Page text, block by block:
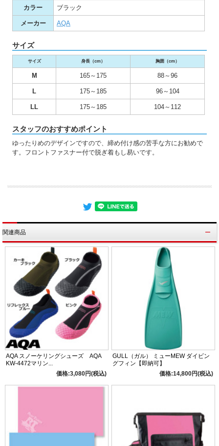
カラー ブラック
メーカー AQA
サイズ
サイズ 身長（cm） 胸囲（cm）
M 165～175 88～96
L 175～185 96～104
LL 175～185 104～112
スタッフのおすすめポイント
ゆったりめのデザインですので、締め付け感の苦手な方にお勧めで
す。フロントファスナー付で脱ぎ着もし易いです。
関連商品
AQA スノーケリングシューズ AQA
KW-4472マリン...
価格:3,080円(税込)
GULL（ガル） ミューMEW ダイビン
グフィン【即納可】
価格:14,800円(税込)